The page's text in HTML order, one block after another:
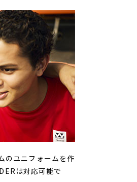
のユニフォームを作
は対応可能で